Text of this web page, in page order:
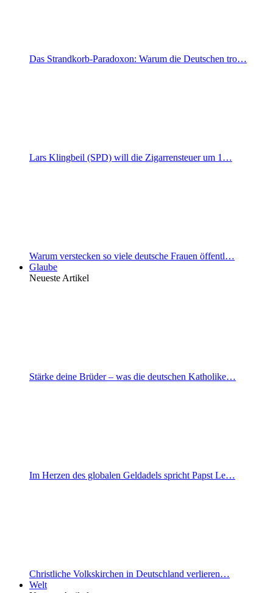
Das Strandkorb-Paradoxon: Warum die Deutschen tro…
Lars Klingbeil (SPD) will die Zigarrensteuer um 1…
Warum verstecken so viele deutsche Frauen öffentl…
Glaube
Neueste Artikel
Stärke deine Brüder – was die deutschen Katholike…
Im Herzen des globalen Geldadels spricht Papst Le…
Christliche Volkskirchen in Deutschland verlieren…
Welt